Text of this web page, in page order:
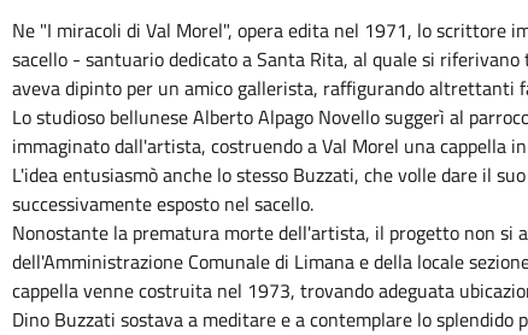
Ne "I miracoli di Val Morel", opera edita nel 1971, lo scrittore
sacello - santuario dedicato a Santa Rita, al quale si
aveva dipinto per un amico gallerista, raffigurando altrettanti
Lo studioso bellunese Alberto Alpago Novello suggerì al
immaginato dall'artista, costruendo a Val Morel una cappella
L'idea entusiasmò anche lo stesso Buzzati, che volle dare il
successivamente esposto nel sacello.
Nonostante la prematura morte dell'artista, il progetto non si
dell'Amministrazione Comunale di Limana e della locale
cappella venne costruita nel 1973, trovando adeguata
Dino Buzzati sostava a meditare e a contemplare lo splendido